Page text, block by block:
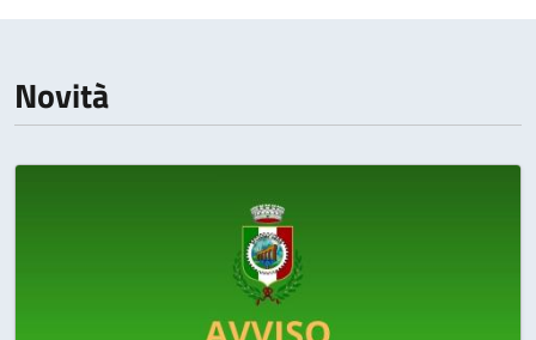
Novità